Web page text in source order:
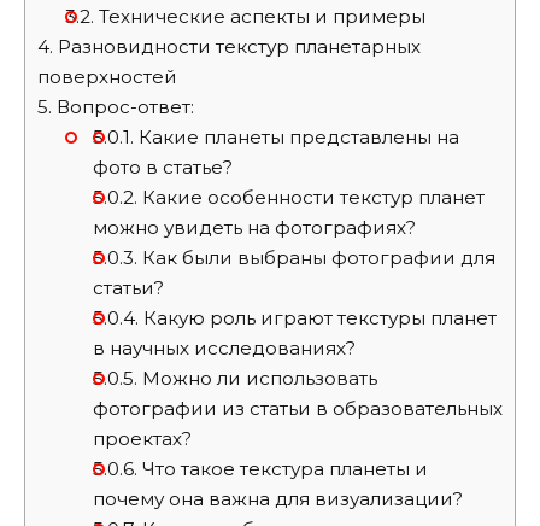
3.2. Технические аспекты и примеры
4. Разновидности текстур планетарных
поверхностей
5. Вопрос-ответ:
5.0.1. Какие планеты представлены на
фото в статье?
5.0.2. Какие особенности текстур планет
можно увидеть на фотографиях?
5.0.3. Как были выбраны фотографии для
статьи?
5.0.4. Какую роль играют текстуры планет
в научных исследованиях?
5.0.5. Можно ли использовать
фотографии из статьи в образовательных
проектах?
5.0.6. Что такое текстура планеты и
почему она важна для визуализации?